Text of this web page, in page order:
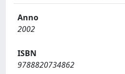
Anno
2002
ISBN
9788820734862